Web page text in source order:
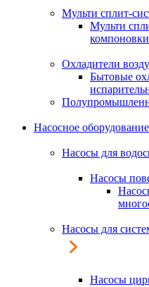
Мульти сплит-
Мульти
компоновки
Охладители
Бытовые
Насосное
Насосы для
Насосы
Насосы для
Насосы